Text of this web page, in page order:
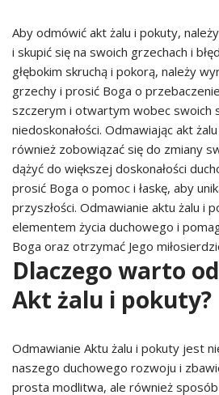
Aby odmówić akt żalu i pokuty,
i skupić się na swoich grzechach i
głębokim skruchą i pokorą, należy
grzechy i prosić Boga o
szczerym i otwartym wobec swoich
niedoskonałości. Odmawiając akt
również zobowiązać się do zmiany
dążyć do większej doskonałości
prosić Boga o pomoc i łaskę, aby
przyszłości. Odmawianie aktu żalu i
elementem życia duchowego i
Boga oraz otrzymać Jego
Dlaczego warto
Akt żalu i pokuty?
Odmawianie Aktu żalu i pokuty jest
naszego duchowego rozwoju i
prosta modlitwa, ale również